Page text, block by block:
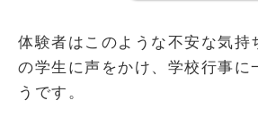
体験者はこのような不安な気持
の学生に声をかけ、学校行事に
うです。